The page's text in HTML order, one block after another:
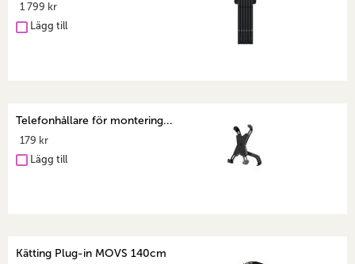
1 799 kr
Lägg till
Telefonhållare för montering...
179 kr
Lägg till
Kätting Plug-in MOVS 140cm